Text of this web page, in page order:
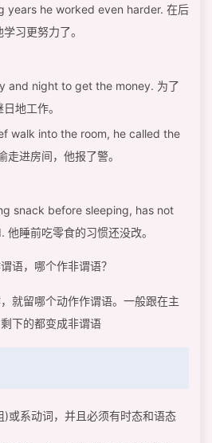
years he worked even harder. 在后
习更努力了。
and night to get the money. 为了
地工作。
walk into the room, he called the
走进房间，他报了警。
snack before sleeping, has not
睡前吃零食的习惯还没改。
语，哪个作非谓语？
就留哪个动作作谓语。一般跟在主
下的都变成非谓语
或系动词，并且必须有时态和语态